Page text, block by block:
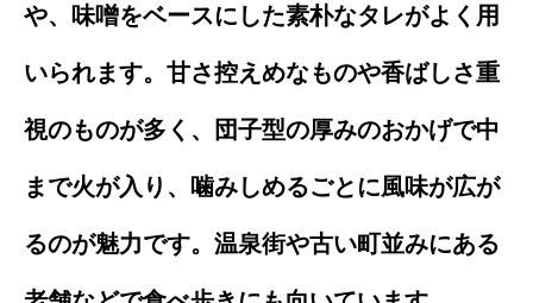
や、味噌をベースにした素朴なタレがよく用
いられます。甘さ控えめなものや香ばしさ重
視のものが多く、団子型の厚みのおかげで中
まで火が入り、噛みしめるごとに風味が広が
るのが魅力です。温泉街や古い町並みにある